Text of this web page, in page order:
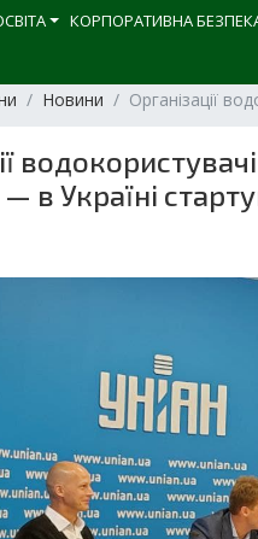
КОРПОРАТИВНА
Новини Організації
в Україні